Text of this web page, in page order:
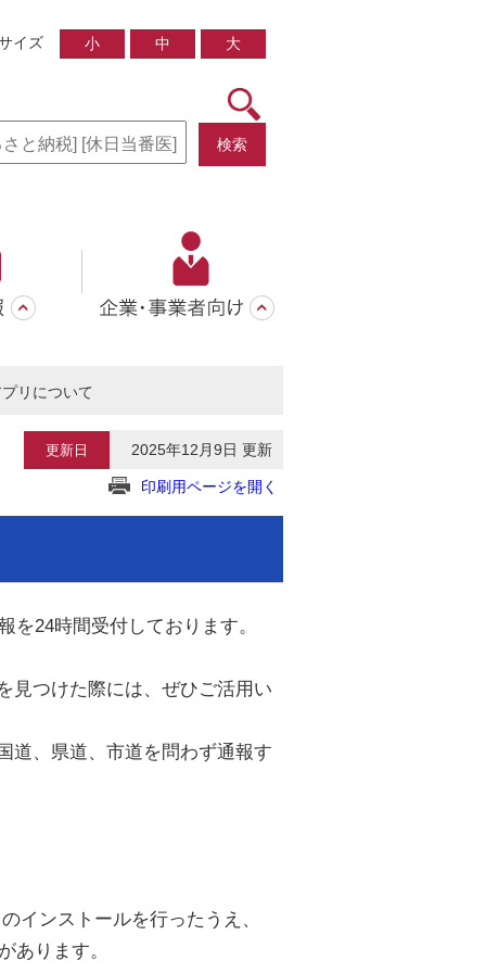
イズ 小 中 大
検索
リについて
更新日 2025年12月9日 更新
印刷用ページを開く
24時間受付しております。
つけた際には、ぜひご活用い
、県道、市道を問わず通報す
インストールを行ったうえ、
あります。